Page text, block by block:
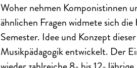
Woher nehmen Komponistinnen
ähnlichen Fragen widmete sich
Semester. Idee und Konzept
Musikpädagogik entwickelt. Der